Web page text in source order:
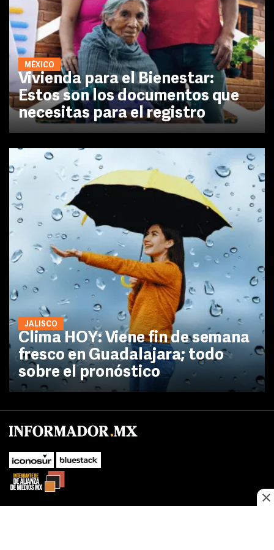
MÉXICO
Vivienda para el Bienestar:
Estos son los documentos que
necesitas para el registro
JALISCO
Clima HOY: Viene fin de semana
fresco en Guadalajara; todo
sobre el pronóstico